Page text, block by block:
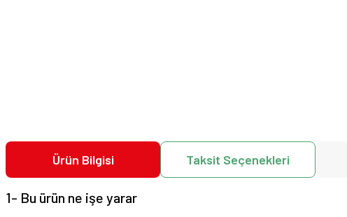
Ürün Bilgisi Taksit Seçenekleri
1- Bu ürün ne işe yarar